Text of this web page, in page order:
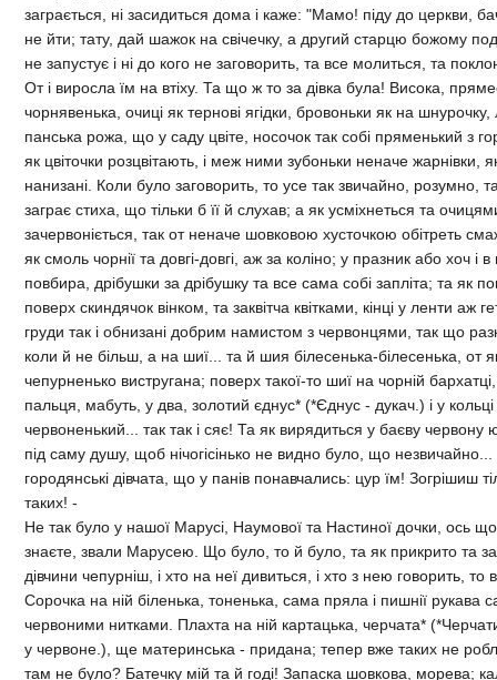
заграється, нi засидиться дома i каже: "Мамо! пiду до церкви,
не йти; тату, дай шажок на свiчечку, а другий старцю божому
не запустує i нi до кого не заговорить, та все молиться, та
От i виросла їм на втiху. Та що ж то за дiвка була! Висока,
чорнявенька, очицi як терновi ягiдки, бровоньки як на
панська рожа, що у саду цвiте, носочок так собi пряменький з
як цвiточки розцвiтають, i меж ними зубоньки неначе жарнiвки,
нанизанi. Коли було заговорить, то усе так звичайно, розумно,
заграє стиха, що тiльки б її й слухав; а як усмiхнеться та
зачервонiється, так от неначе шовковою хусточкою обiтреть
як смоль чорнiї та довгi-довгi, аж за колiно; у празник або хоч i в
повбира, дрiбушки за дрiбушку та все сама собi заплiта; та як
поверх скиндячок вiнком, та заквiтча квiтками, кiнцi у ленти аж
груди так i обнизанi добрим намистом з червонцями, так що
коли й не бiльш, а на шиї... та й шия бiлесенька-бiлесенька, от
чепурненько вистругана; поверх такої-то шиї на чорнiй
пальця, мабуть, у два, золотий єднус* (*Єднус - дукач.) i у
червоненький... так так i сяє! Та як вирядиться у баєву червону
пiд саму душу, щоб нiчогiсiнько не видно було, що незвичайно...
городянськi дiвчата, що у панiв понавчались: цур їм! Зогрiшиш
таких! -
Не так було у нашої Марусi, Наумової та Настиної дочки, ось що
знаєте, звали Марусею. Що було, то й було, та як прикрито та
дiвчини чепурнiш, i хто на неї дивиться, i хто з нею говорить, то
Сорочка на нiй бiленька, тоненька, сама пряла i пишнiї рукава
червоними нитками. Плахта на нiй картацька, черчата*
у червоне.), ще материнська - придана; тепер вже таких не
там не було? Батечку мiй та й годi! Запаска шовкова, морева;